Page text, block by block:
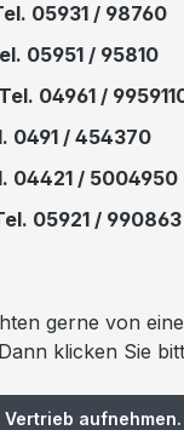
05931 / 98760
05951 / 95810
Tel. 04961 /
0491 / 454370
04421 / 5004950
05921 / 990863
gerne von
klicken Sie
Vertrieb aufnehmen.